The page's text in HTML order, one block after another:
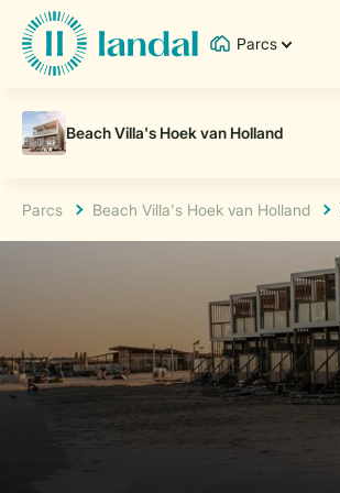
Parcs
Parcs Beach Villa's Hoek van Holland